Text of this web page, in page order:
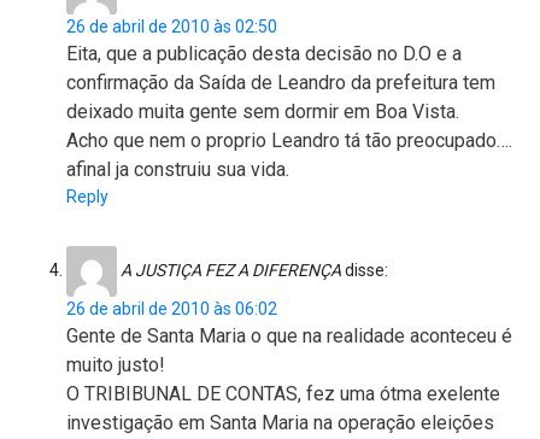
26 de abril de 2010 às 02:50
Eita, que a publicação desta decisão no D.O e a
confirmação da Saída de Leandro da prefeitura tem
deixado muita gente sem dormir em Boa Vista.
Acho que nem o proprio Leandro tá tão preocupado….
afinal ja construiu sua vida.
Reply
A JUSTIÇA FEZ A DIFERENÇAdisse:
26 de abril de 2010 às 06:02
Gente de Santa Maria o que na realidade aconteceu é
muito justo!
O TRIBIBUNAL DE CONTAS, fez uma ótma exelente
investigação em Santa Maria na operação eleições